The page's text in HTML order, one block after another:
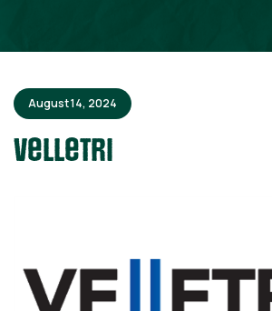
August 14, 2024
Velletri